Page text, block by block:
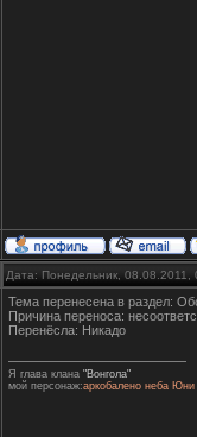
Дата: Понедельник,
Тема перенесена в раздел:
Причина переноса:
Перенёсла: Никадо
Я глава клана "Вонгола"
мой персонаж:аркобалено неба Юни